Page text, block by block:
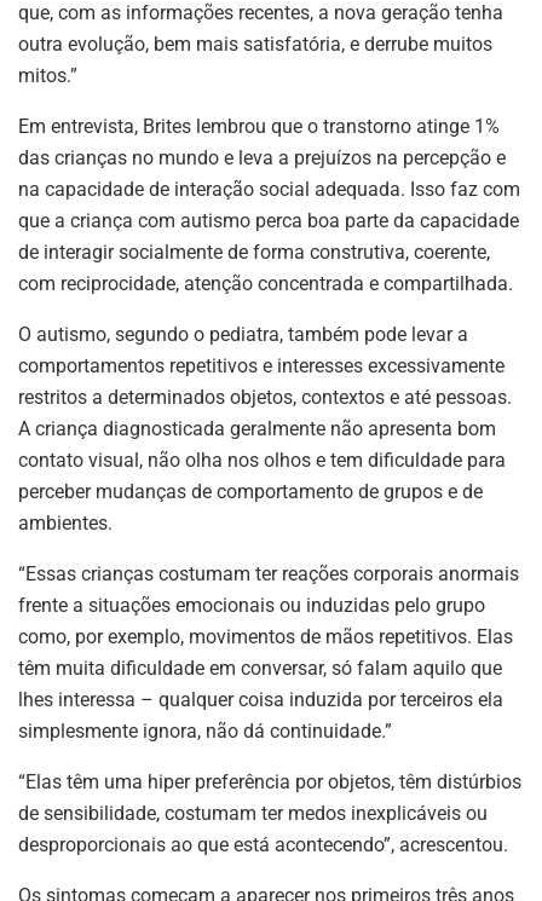
que, com as informações recentes, a nova geração tenha
outra evolução, bem mais satisfatória, e derrube muitos
mitos.”
Em entrevista, Brites lembrou que o transtorno atinge 1%
das crianças no mundo e leva a prejuízos na percepção e
na capacidade de interação social adequada. Isso faz com
que a criança com autismo perca boa parte da capacidade
de interagir socialmente de forma construtiva, coerente,
com reciprocidade, atenção concentrada e compartilhada.
O autismo, segundo o pediatra, também pode levar a
comportamentos repetitivos e interesses excessivamente
restritos a determinados objetos, contextos e até pessoas.
A criança diagnosticada geralmente não apresenta bom
contato visual, não olha nos olhos e tem dificuldade para
perceber mudanças de comportamento de grupos e de
ambientes.
“Essas crianças costumam ter reações corporais anormais
frente a situações emocionais ou induzidas pelo grupo
como, por exemplo, movimentos de mãos repetitivos. Elas
têm muita dificuldade em conversar, só falam aquilo que
lhes interessa – qualquer coisa induzida por terceiros ela
simplesmente ignora, não dá continuidade.”
“Elas têm uma hiper preferência por objetos, têm distúrbios
de sensibilidade, costumam ter medos inexplicáveis ou
desproporcionais ao que está acontecendo”, acrescentou.
Os sintomas começam a aparecer nos primeiros três anos